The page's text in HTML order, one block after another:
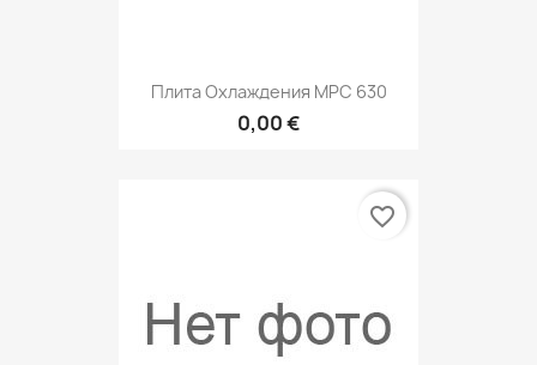
Плита Охлаждения МРС 630
0,00 €
favorite_border